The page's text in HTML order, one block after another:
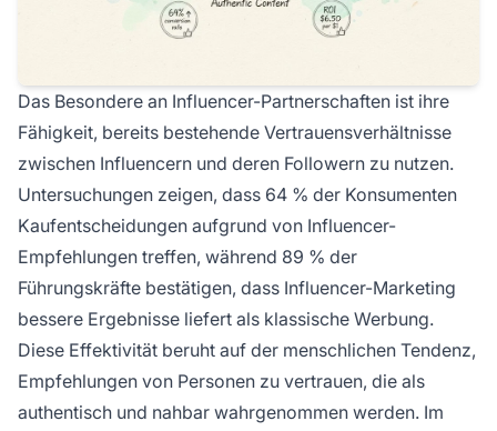
Das Besondere an Influencer-Partnerschaften ist ihre
Fähigkeit, bereits bestehende Vertrauensverhältnisse
zwischen Influencern und deren Followern zu nutzen.
Untersuchungen zeigen, dass 64 % der Konsumenten
Kaufentscheidungen aufgrund von Influencer-
Empfehlungen treffen, während 89 % der
Führungskräfte bestätigen, dass Influencer-Marketing
bessere Ergebnisse liefert als klassische Werbung.
Diese Effektivität beruht auf der menschlichen Tendenz,
Empfehlungen von Personen zu vertrauen, die als
authentisch und nahbar wahrgenommen werden. Im